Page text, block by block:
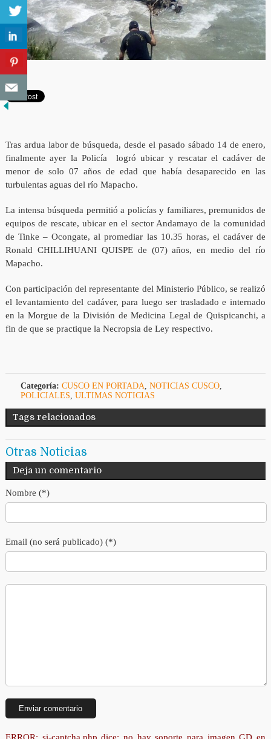
Tras ardua labor de búsqueda, desde el pasado sábado 14 de enero,
finalmente ayer la Policía logró ubicar y rescatar el cadáver de
menor de solo 07 años de edad que había desaparecido en las
turbulentas aguas del río Mapacho.
La intensa búsqueda permitió a policías y familiares, premunidos de
equipos de rescate, ubicar en el sector Andamayo de la comunidad
de Tinke – Ocongate, al promediar las 10.35 horas, el cadáver de
Ronald CHILLIHUANI QUISPE de (07) años, en medio del río
Mapacho.
Con participación del representante del Ministerio Público, se realizó
el levantamiento del cadáver, para luego ser trasladado e internado
en la Morgue de la División de Medicina Legal de Quispicanchi, a
fin de que se practique la Necropsia de Ley respectivo.
Categoría: CUSCO EN PORTADA NOTICIAS CUSCO,
POLICIALES ULTIMAS NOTICIAS
Tags relacionados
Otras Noticias
Deja un comentario
Nombre (*)
Email (no será publicado) (*)
ERROR: si-captcha.php dice: no hay soporte para imagen GD en